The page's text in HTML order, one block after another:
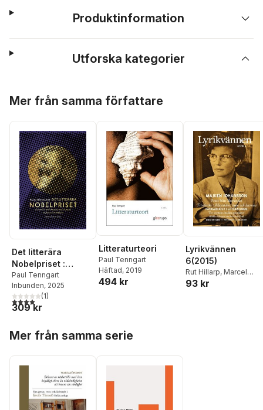
Produktinformation
Utforska kategorier
Mer från samma författare
Det litterära
Nobelpriset :
historien om
världslitteraturens
största utmärkelse
Paul Tenngart
Inbunden, 2025
4,0utav 5 stjärnor. Totalt antal röster:
(1)
309 kr
Litteraturteori
Paul Tenngart
Häftad, 2019
494 kr
Lyrikvännen
6(2015)
Rut Hillarp, Marcel
Beyer,
93 kr
Mer från samma serie